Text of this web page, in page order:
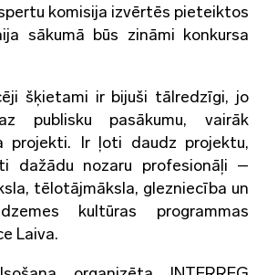
komisija izvērtēs pieteiktos
sākumā būs zināmi konkursa
šķietami ir bijuši tālredzīgi, jo
publisku pasākumu, vairāk
projekti. Ir ļoti daudz projektu,
dažādu nozaru profesionāļi –
tēlotājmāksla, glezniecība un
kultūras programmas
Laiva.